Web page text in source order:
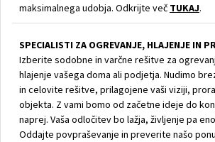
maksimalnega udobja. Odkrijte več TUKAJ.
SPECIALISTI ZA OGREVANJE, HLAJENJE IN
Izberite sodobne in varčne rešitve za
hlajenje vašega doma ali podjetja. Nudimo
in celovite rešitve, prilagojene vaši viziji,
objekta. Z vami bomo od začetne ideje do
naprej. Vaša odločitev bo lažja, življenje pa
Oddajte povpraševanje in preverite našo